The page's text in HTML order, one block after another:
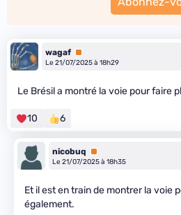
wagaf Premium
Le 21/07/2025 à 18h29
Le Brésil a montré la voie pour faire
10 6
nicobuq
Premium
Le 21/07/2025 à 18h35
Et il est en train de montrer la voie
également.